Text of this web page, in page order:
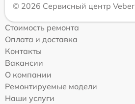
© 2026 Сервисный центр Veber
Стоимость ремонта
Оплата и доставка
Контакты
Вакансии
О компании
Ремонтируемые модели
Наши услуги